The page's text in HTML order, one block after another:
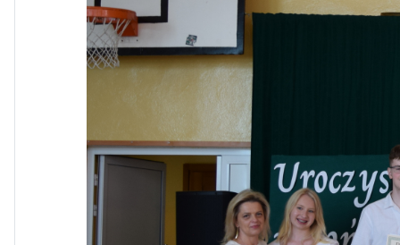
Informatycy zapraszają do